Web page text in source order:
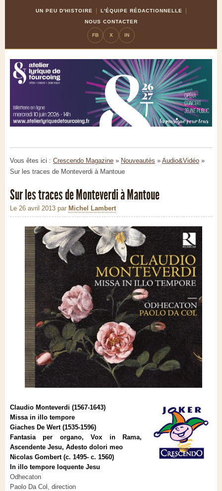
UN PEU D'HISTOIRE
L'ÉQUIPE RÉDACTIONNELLE
NOUS CONTACTER
FB X IN
Vous êtes ici : Crescendo Magazine » Nouveautés » Audio&Vidéo »
Sur les traces de Monteverdi à Mantoue
Sur les traces de Monteverdi à Mantoue
Le 26 avril 2013 par Michel Lambert
Claudio Monteverdi (1567-1643)
Missa in illo tempore
Giaches De Wert (1535-1596)
Fantasia per organo, Vox in Rama,
Ascendente Jesu, Adesto dolori meo
Nicolas Gombert (c. 1495- c. 1560)
In illo tempore loquente Jesu
Odhecaton
Paolo Da Col, direction